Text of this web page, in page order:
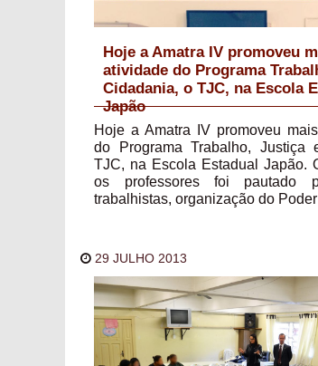
Hoje a Amatra IV promoveu
atividade do Programa
Cidadania, o TJC, na Escola
Japão
Hoje a Amatra IV promoveu
do Programa Trabalho, Justiça
TJC, na Escola Estadual Japão.
os professores foi pautado
trabalhistas, organização do
29 JULHO 2013